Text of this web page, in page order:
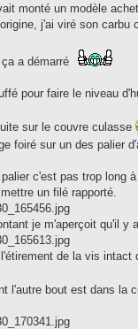
monté un modèle
j'ai viré son carbu
a démarré
pour faire le niveau
sur le couvre culasse
foiré sur un des palier
c'est pas trop long à
un filé rapporté.
je m'aperçoit qu'il y
de la vis intact
l'autre bout est dans la